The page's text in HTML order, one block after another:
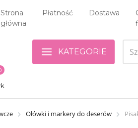
Strona
główna
Płatność Dostawa
KATEGORIE
Ołówki i markery do deserów